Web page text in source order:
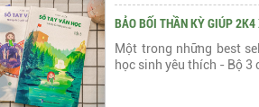
BẢO BỐI THẦN KỲ GIÚP 2K4
Một trong những best
học sinh yêu thích - Bộ 3